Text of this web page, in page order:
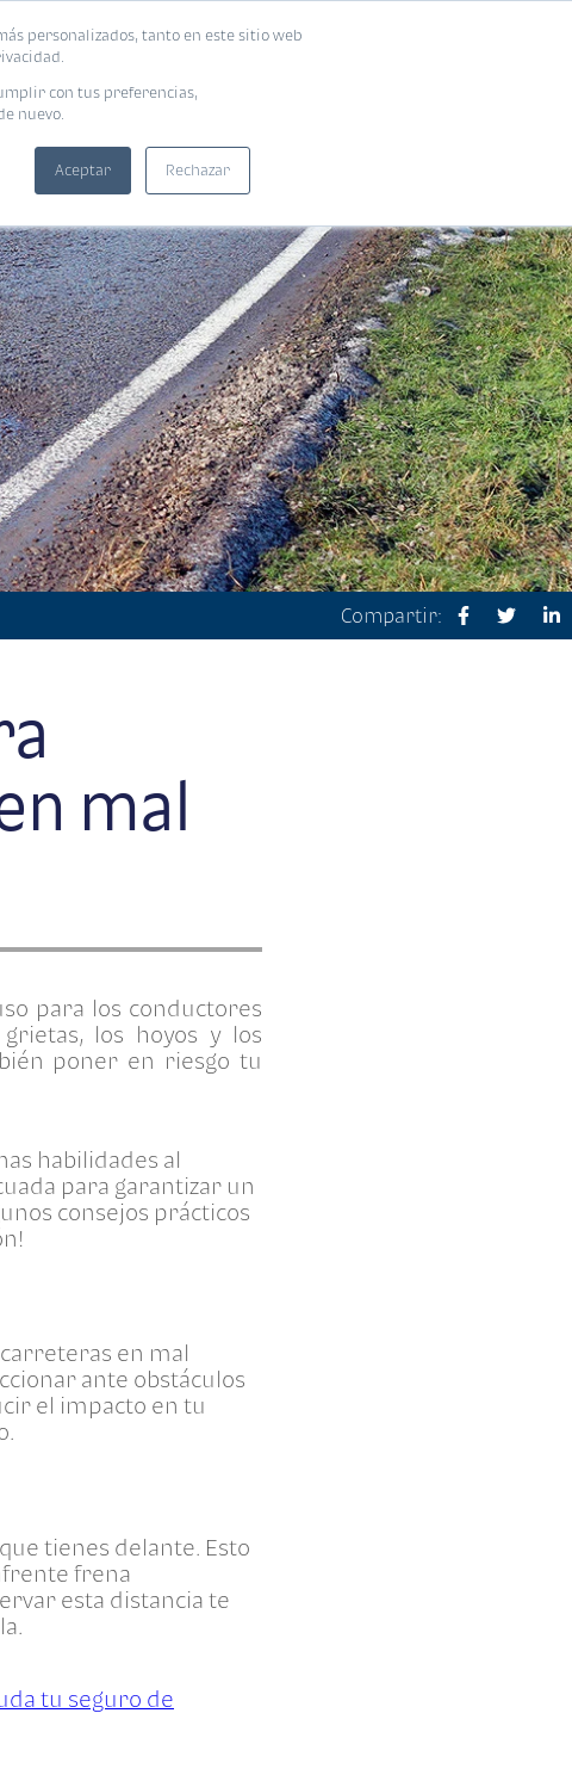
personalizados, tanto en este sitio web
con tus preferencias,
nuevo.
Aceptar Rechazar
EBOOKS
Compartir:
mal
para los conductores
los hoyos y los
poner en riesgo tu
habilidades al
para garantizar un
consejos prácticos
en mal
ante obstáculos
el impacto en tu
tienes delante. Esto
frena
esta distancia te
tu seguro de